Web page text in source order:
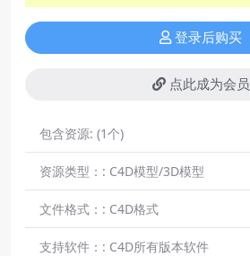
登录后购买
点此成为会员
包含资源: (1个)
资源类型：: C4D模型/3D模型
文件格式：: C4D格式
支持软件：: C4D所有版本软件